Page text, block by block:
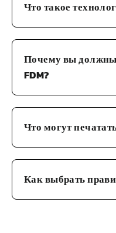
Что такое
Почему вы
FDM?
Что могут
Как выбрать